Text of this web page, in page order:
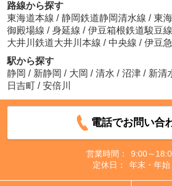
路線から探す
東海道本線 / 静岡鉄道静岡清水線 / 東
御殿場線 / 身延線 / 伊豆箱根鉄道駿豆線
大井川鉄道大井川本線 / 中央線 / 伊豆
駅から探す
静岡 / 新静岡 / 大岡 / 清水 / 沼津 / 新清
日吉町 / 安倍川
電話でお問い合
営業時間：
9:00～
定休日：
年末・年始